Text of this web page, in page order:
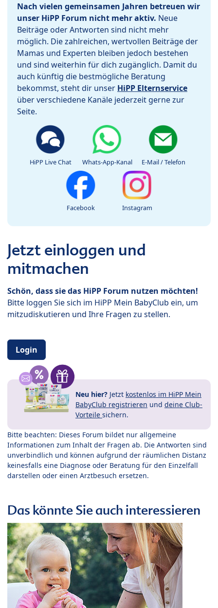
Nach vielen gemeinsamen Jahren betreuen wir
unser HiPP Forum nicht mehr aktiv. Neue
Beiträge oder Antworten sind nicht mehr
möglich. Die zahlreichen, wertvollen Beiträge der
Mamas und Experten bleiben jedoch bestehen
und sind weiterhin für dich zugänglich. Damit du
auch künftig die bestmögliche Beratung
bekommst, steht dir unser HiPP Elternservice
über verschiedene Kanäle jederzeit gerne zur
Seite.
HiPP Live Chat Whats-App-Kanal E-Mail / Telefon
Facebook Instagram
Jetzt einloggen und
mitmachen
Schön, dass sie das HiPP Forum nutzen möchten!
Bitte loggen Sie sich im HiPP Mein BabyClub ein, um
mitzudiskutieren und Ihre Fragen zu stellen.
Login
Neu hier? Jetzt kostenlos im HiPP Mein
BabyClub registrieren und deine Club-
Vorteile sichern.
Bitte beachten: Dieses Forum bildet nur allgemeine
Informationen zum Inhalt der Fragen ab. Die Antworten sind
unverbindlich und können aufgrund der räumlichen Distanz
keinesfalls eine Diagnose oder Beratung für den Einzelfall
darstellen oder einen Arztbesuch ersetzen.
Das könnte Sie auch interessieren